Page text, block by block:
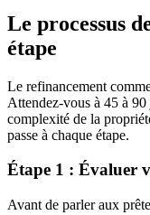
Le processus
étape
Le refinancement
Attendez-vous à 45 à
complexité de la
passe à chaque étape.
Étape 1 : Évaluer
Avant de parler aux